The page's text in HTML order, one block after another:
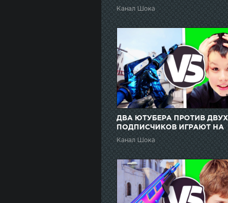
НОЖИ В CS:GO // ДАРЮ
ПОДПИСЧИКАМ СКИНЫ ЗА
ПОБЕДУ
Канал Шока
ДВА ЮТУБЕРА ПРОТИВ ДВУХ
ПОДПИСЧИКОВ ИГРАЮТ НА
НОЖИ В CS:GO // ДАРЮ
ПОДПИСЧИКАМ СКИНЫ ЗА
ПОБЕДУ
Канал Шока